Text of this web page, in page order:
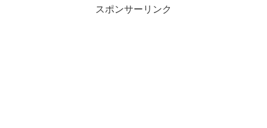
スポンサーリンク